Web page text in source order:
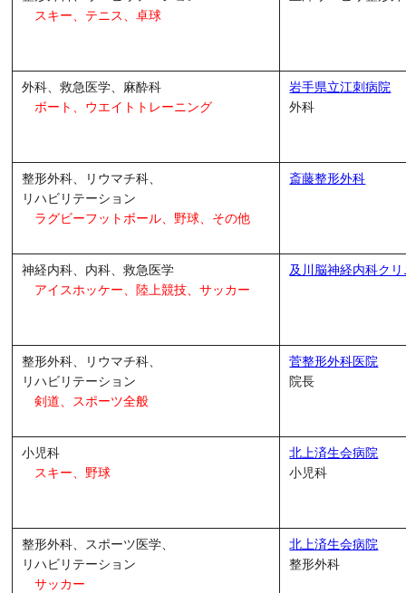
スキー、テニス、卓球
外科、救急医学、麻酔科
ボート、ウエイトトレーニング
岩手県立江刺病院
外科
整形外科、リウマチ科、
リハビリテーション
ラグビーフットボール、野球、その他
斎藤整形外科
神経内科、内科、救急医学
アイスホッケー、陸上競技、サッカー
及川脳神経内科ク
整形外科、リウマチ科、
リハビリテーション
剣道、スポーツ全般
菅整形外科医院
院長
小児科
スキー、野球
北上済生会病院
小児科
整形外科、スポーツ医学、
リハビリテーション
サッカー
北上済生会病院
整形外科